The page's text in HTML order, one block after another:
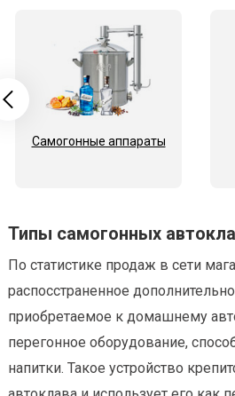
Самогонные аппараты
Типы самогонных
По статистике продаж в сети
распосстраненное
приобретаемое к домашнему
перегонное оборудование,
напитки. Такое устройство